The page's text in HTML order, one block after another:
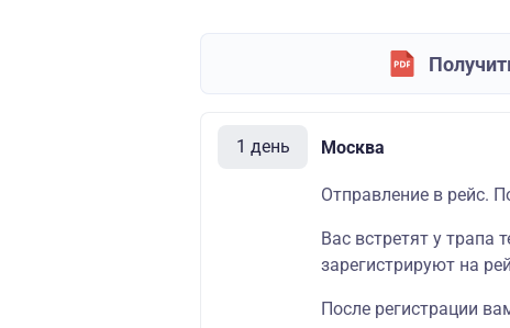
1 день Москва
Отправление в рейс.
Вас встретят у трапа
зарегистрируют на
После регистрации